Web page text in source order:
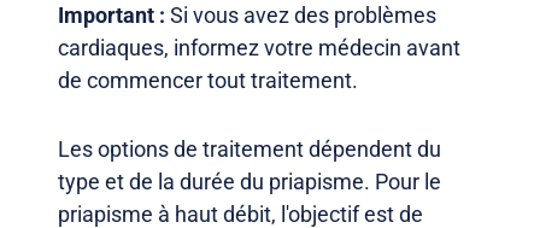
Important : Si vous avez des problèmes
cardiaques, informez votre médecin avant
de commencer tout traitement.
Les options de traitement dépendent du
type et de la durée du priapisme. Pour le
priapisme à haut débit, l'objectif est de